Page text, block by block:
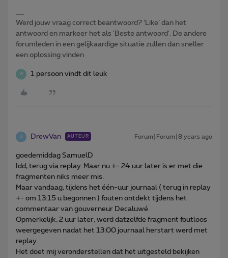
Werd jouw vraag correct beantwoord? ‘Like’ dan het
antwoord en markeer het als 'Beste antwoord'. De andere
forumleden in een gelijkaardige situatie zullen dan sneller
een oplossing vinden
W 1 persoon vindt dit leuk
D DrewVan AUTEUR Forum|Forum|8 years ago
goedemiddag SamuelD
Idd, terug via replay. Maar nu +- 24 uur later is er met die
fragmenten niks meer mis.
Maar vandaag, tijdens het één-uur journaal ( terug in replay
+- om 13:15 u begonnen ) fouten ontdekt tijdens het
commentaar van gouverneur Decaluwé.
Opmerkelijk, 2 uur later, werd datzelfde fragment foutloos
weergegeven nadat het 13:00 journaal herstart werd met
replay.
Het doet mij veronderstellen dat het uitgesteld bekijken